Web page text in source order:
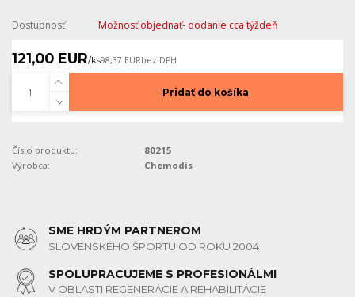
Dostupnosť Možnosť objednať- dodanie cca týždeň
121,00 EUR/ks98,37 EURbez DPH
Pridať do košíka
Číslo produktu:
80215
Výrobca:
Chemodis
SME HRDÝM PARTNEROM
SLOVENSKÉHO ŠPORTU OD ROKU 2004
SPOLUPRACUJEME S PROFESIONÁLMI
V OBLASTI REGENERÁCIE A REHABILITÁCIE